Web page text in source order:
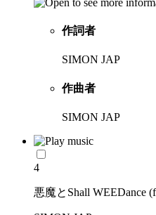
作詞者
SIMON JAP
作曲者
SIMON JAP
4
悪魔とShall WEEDance